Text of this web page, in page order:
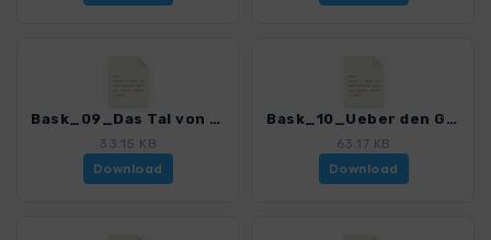
Bask_09_Das Tal von Mendiola_0252_1.gpx
33.15 KB
Download
Bask_10_Ueber den Grat des Oriol_0252_1.gpx
63.17 KB
Download